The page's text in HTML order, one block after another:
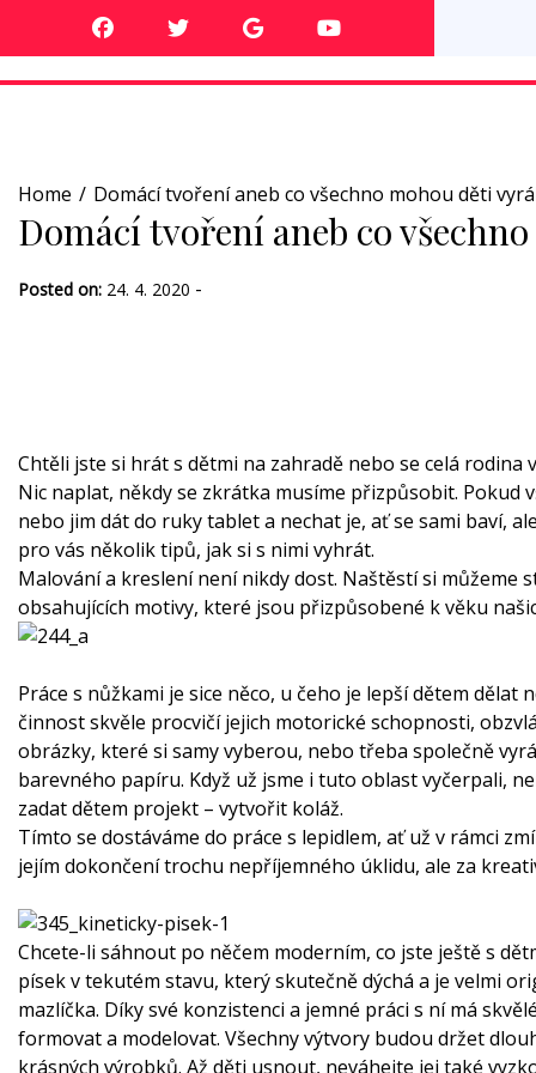
Home Domácí tvoření aneb co všechno mohou děti
Domácí tvoření aneb co
Posted on: 24. 4. 2020 -
Chtěli jste si hrát s dětmi na zahradě nebo se celá
Nic naplat, někdy se zkrátka musíme přizpůsobit. Pokud
nebo jim dát do ruky tablet a nechat je, ať se sami baví,
pro vás několik tipů, jak si s nimi vyhrát.
Malování a kreslení není nikdy dost. Naštěstí si
obsahujících motivy, které jsou přizpůsobené k věku
Práce s nůžkami je sice něco, u čeho je lepší dětem
činnost skvěle procvičí jejich motorické schopnosti,
obrázky, které si samy vyberou, nebo třeba společně
barevného papíru. Když už jsme i tuto oblast vyčerpali,
zadat dětem projekt – vytvořit koláž.
Tímto se dostáváme do práce s lepidlem, ať už v rámci
jejím dokončení trochu nepříjemného úklidu, ale za
Chcete-li sáhnout po něčem moderním, co jste ještě s
písek v tekutém stavu, který skutečně dýchá a je velmi
mazlíčka. Díky své konzistenci a jemné práci s ní má
formovat a modelovat. Všechny výtvory budou držet
krásných výrobků. Až děti usnout, neváhejte jej také